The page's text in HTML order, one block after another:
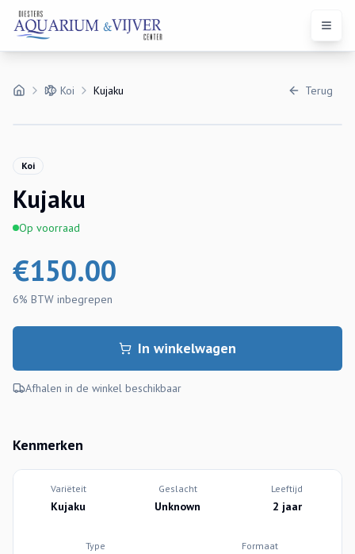
Open
Koi Kujaku Terug
Koi
Kujaku
Op voorraad
€150.00
6% BTW inbegrepen
In winkelwagen
Afhalen in de winkel beschikbaar
Kenmerken
Variëteit
Kujaku
Geslacht
Unknown
Leeftijd
2 jaar
Type Formaat